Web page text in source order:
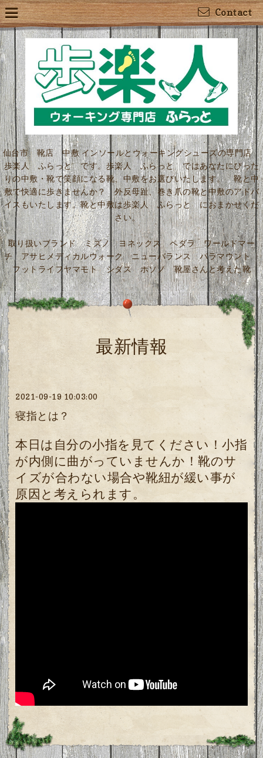
Contact
仙台市 靴店 中敷 インソールとウォーキングシューズの専門店
歩楽人 ふらっと です。歩楽人 ふらっと ではあなたにぴった
りの中敷・靴で笑顔になる靴、中敷をお選びいたします。 靴と中
敷で快適に歩きませんか？ 外反母趾、巻き爪の靴と中敷のアドバ
イスもいたします。靴と中敷は歩楽人 ふらっと におまかせくだ
さい。
取り扱いブランド ミズノ ヨネックス ペダラ ワールドマー
チ アサヒメディカルウォーク ニューバランス パラマウント
フットライフヤマモト シダス ホソノ 靴屋さんと考えた靴
最新情報
2021-09-19 10:03:00
寝指とは？
本日は自分の小指を見てください！小指
が内側に曲がっていませんか！靴のサ
イズが合わない場合や靴紐が緩い事が
原因と考えられます。